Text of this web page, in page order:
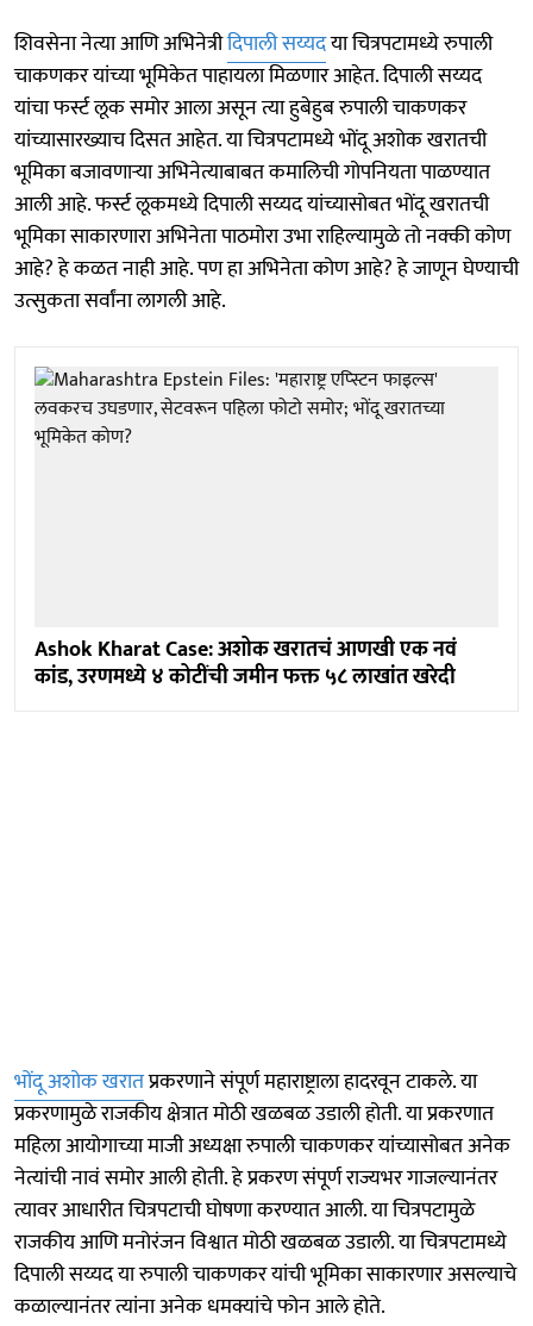
शिवसेना नेत्या आणि अभिनेत्रीदिपाली सय्यदया चित्रपटामध्ये रुपाली
चाकणकर यांच्या भूमिकेत पाहायला मिळणार आहेत. दिपाली सय्यद
यांचा फर्स्ट लूक समोर आला असून त्या हुबेहुब रुपाली चाकणकर
यांच्यासारख्याच दिसत आहेत. या चित्रपटामध्ये भोंदू अशोक खरातची
भूमिका बजावणाऱ्या अभिनेत्याबाबत कमालिची गोपनियता पाळण्यात
आली आहे. फर्स्ट लूकमध्ये दिपाली सय्यद यांच्यासोबत भोंदू खरातची
भूमिका साकारणारा अभिनेता पाठमोरा उभा राहिल्यामुळे तो नक्की कोण
आहे? हे कळत नाही आहे. पण हा अभिनेता कोण आहे? हे जाणून घेण्याची
उत्सुकता सर्वांना लागली आहे.
Ashok Kharat Case: अशोक खरातचं आणखी एक नवं
कांड, उरणमध्ये ४ कोटींची जमीन फक्त ५८ लाखांत खरेदी
भोंदू अशोक खरातप्रकरणाने संपूर्ण महाराष्ट्राला हादरवून टाकले. या
प्रकरणामुळे राजकीय क्षेत्रात मोठी खळबळ उडाली होती. या प्रकरणात
महिला आयोगाच्या माजी अध्यक्षा रुपाली चाकणकर यांच्यासोबत अनेक
नेत्यांची नावं समोर आली होती. हे प्रकरण संपूर्ण राज्यभर गाजल्यानंतर
त्यावर आधारीत चित्रपटाची घोषणा करण्यात आली. या चित्रपटामुळे
राजकीय आणि मनोरंजन विश्वात मोठी खळबळ उडाली. या चित्रपटामध्ये
दिपाली सय्यद या रुपाली चाकणकर यांची भूमिका साकारणार असल्याचे
कळाल्यानंतर त्यांना अनेक धमक्यांचे फोन आले होते.